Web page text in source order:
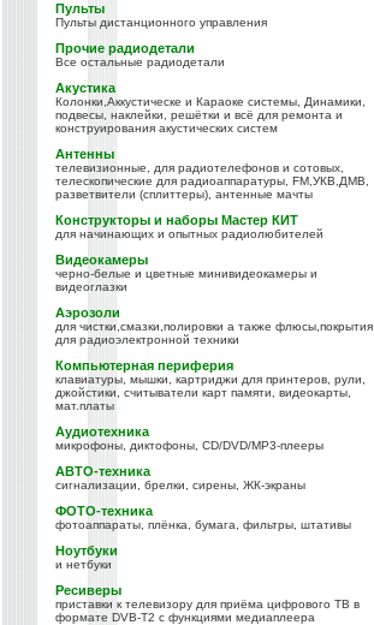
Пульты
Пульты дистанционного управления
Прочие радиодетали
Все остальные радиодетали
Акустика
Колонки,Аккустическе и Караоке системы, Динамики,
подвесы, наклейки, решётки и всё для ремонта и
конструирования акустических систем
Антенны
телевизионные, для радиотелефонов и сотовых,
телескопические для радиоаппаратуры, FM,УКВ,ДМВ,
разветвители (сплиттеры), антенные мачты
Конструкторы и наборы Мастер КИТ
для начинающих и опытных радиолюбителей
Видеокамеры
черно-белые и цветные минивидеокамеры и
видеоглазки
Аэрозоли
для чистки,смазки,полировки а также флюсы,покрытия
для радиоэлектронной техники
Компьютерная периферия
клавиатуры, мышки, картриджи для принтеров, рули,
джойстики, считыватели карт памяти, видеокарты,
мат.платы
Аудиотехника
микрофоны, диктофоны, CD/DVD/MP3-плееры
АВТО-техника
сигнализации, брелки, сирены, ЖК-экраны
ФОТО-техника
фотоаппараты, плёнка, бумага, фильтры, штативы
Ноутбуки
и нетбуки
Ресиверы
приставки к телевизору для приёма цифрового ТВ в
формате DVB-T2 с функциями медиаплеера